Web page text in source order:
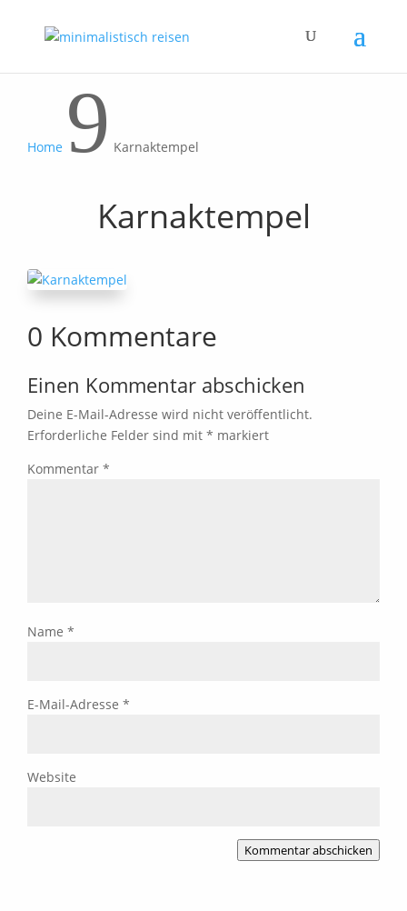
Home 9 Karnaktempel
Karnaktempel
0 Kommentare
Einen Kommentar abschicken
Deine E-Mail-Adresse wird nicht veröffentlicht.
Erforderliche Felder sind mit * markiert
Kommentar *
Name *
E-Mail-Adresse *
Website
Kommentar abschicken